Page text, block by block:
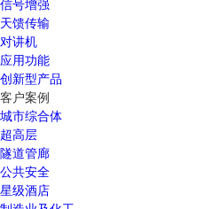
信号增强
天馈传输
对讲机
应用功能
创新型产品
客户案例
城市综合体
超高层
隧道管廊
公共安全
星级酒店